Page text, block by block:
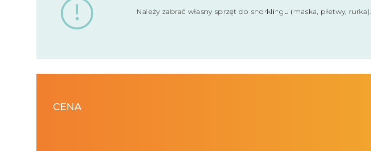
Należy zabrać własny sprzęt do snorklingu (maska, płetwy, rurka).
CENA